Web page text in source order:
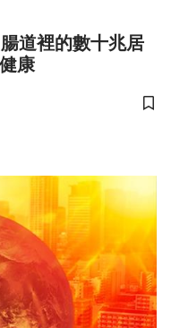
道裡的數十兆居
康
儲